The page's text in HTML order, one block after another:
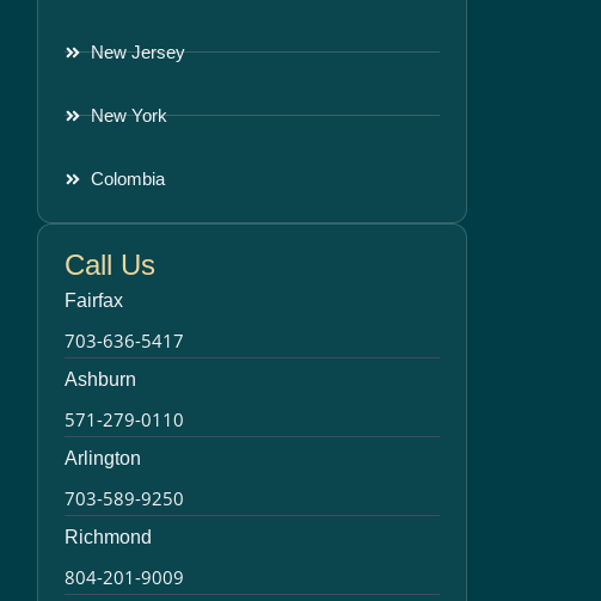
New Jersey
New York
Colombia
Call Us
Fairfax
703-636-5417
Ashburn
571-279-0110
Arlington
703-589-9250
Richmond
804-201-9009